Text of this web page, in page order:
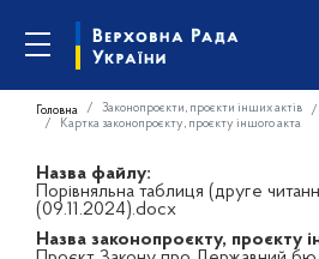
Головна Законопроєкти, проєкти інших актів
Картка законопроєкту, проєкту іншого акта
Назва файлу:
Порівняльна таблиця (друге
(09.11.2024).docx
Назва законопроєкту, проєкту